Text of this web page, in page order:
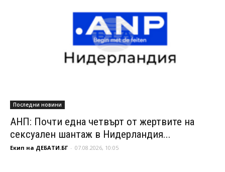
Последни новини
АНП: Почти една четвърт от жертвите на
сексуален шантаж в Нидерландия...
Екип на ДЕБАТИ.БГ - 07.08.2026, 10:05